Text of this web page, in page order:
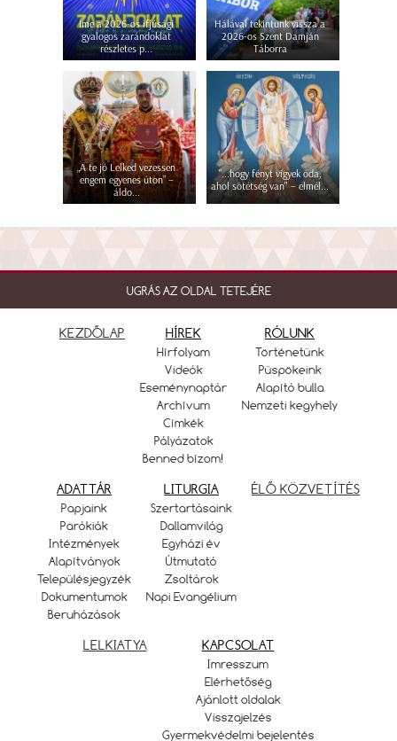
Íme a 2026-os ifjúsági
gyalogos zarándoklat
részletes p...
Hálával tekintünk vissza a
2026-os Szent Damján
Táborra
„A te jó Lelked vezessen
engem egyenes úton” –
áldo...
"...hogy fényt vigyek oda,
ahol sötétség van" – elmél...
UGRÁS AZ OLDAL TETEJÉRE
KEZDŐLAP HÍREK
Hírfolyam
Videók
Eseménynaptár
Archívum
Címkék
Pályázatok
Benned bízom!
RÓLUNK
Történetünk
Püspökeink
Alapító bulla
Nemzeti kegyhely
ADATTÁR
Papjaink
Parókiák
Intézmények
Alapítványok
Településjegyzék
Dokumentumok
Beruházások
LITURGIA
Szertartásaink
Dallamvilág
Egyházi év
Útmutató
Zsoltárok
Napi Evangélium
ÉLŐ KÖZVETÍTÉS
LELKIATYA KAPCSOLAT
Imresszum
Elérhetőség
Ajánlott oldalak
Visszajelzés
Gyermekvédelmi bejelentés